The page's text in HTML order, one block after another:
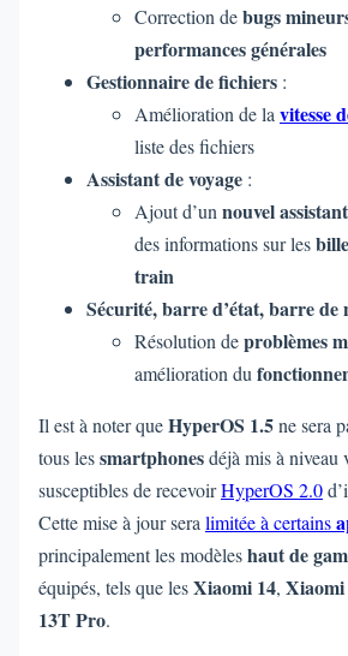
Correction debugs
performances générales
Gestionnaire de fichiers :
Amélioration de la vitesse
liste des fichiers
Assistant de voyage :
Ajout d’un nouvel assistant
des informations sur les
train
Sécurité, barre d’état, barre
Résolution deproblèmes
amélioration du
Il est à noter queHyperOS 1.5ne sera
tous lessmartphonesdéjà mis à niveau
susceptibles de recevoirHyperOS 2.0
Cette mise à jour sera limitée à certains
principalement les modèleshaut de
équipés, tels que lesXiaomi 14,
13T Pro.